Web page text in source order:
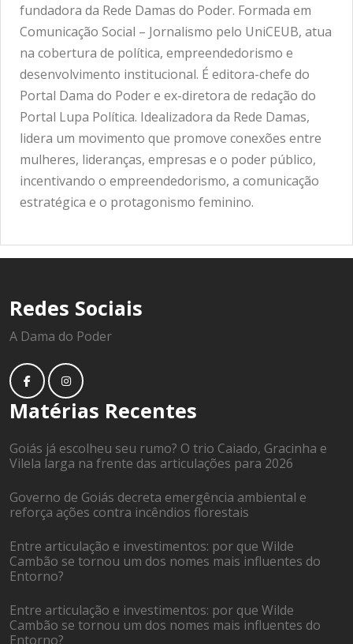
fundadora da Rede Damas do Poder. Formada em
Comunicação Social – Jornalismo pelo UniCEUB, atua
na cobertura de política, empreendedorismo e
desenvolvimento institucional. É editora-chefe do
Portal Dama do Poder e ex-diretora de redação do
Portal Lupa Política. Idealizadora da Rede Damas,
lidera um movimento que promove conexões entre
mulheres, lideranças, empresas e o poder público,
incentivando o empreendedorismo, a comunicação
estratégica e o protagonismo feminino.
Redes Sociais
A Dama do Poder
Matérias Recentes
Goiás já escolheu seu rumo? O trio Caiado, Gracinha e
Vilela larga na frente das articulações para 2026
Governo de Goiás decreta emergência ambiental e
reforça ações contra incêndios florestais
Entre articulação e investimentos: por que Wilde
Cambão se tornou um dos nomes mais influentes do
Entorno?
Entre articulação e investimentos: por que Wilde
Cambão se tornou um dos nomes mais influentes do
Entorno?